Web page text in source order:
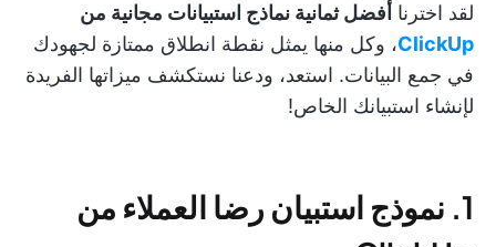
لقد اخترنا أفضل ثمانية نماذج استبيانات مجانية من
ClickUp، وكل منها يمثل نقطة انطلاق ممتازة لجهودك
في جمع البيانات. استعد، ودعنا نستكشف ميزاتها الفريدة
لإنشاء استبيانك الخاص!
1. نموذج استبيان رضا العملاء من